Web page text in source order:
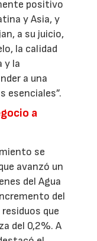
positivo
y Asia, y
a su juicio,
la calidad
y la
a una
esenciales”.
a
se
avanzó un
del Agua
del
que
del 0,2%. A